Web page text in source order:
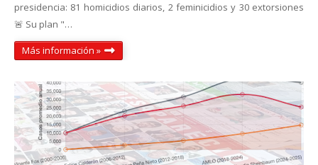
presidencia: 81 homicidios diarios, 2 feminicidios y 30 extorsiones
🚨 Su plan "…
Más información »